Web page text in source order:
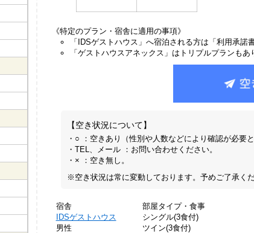
《特定のプラン・宿舎に適用の事項》
「IDSゲストハウス」へ宿泊される方は「利用承諾
「ゲストハウスアネックス」はトリプルプランもあ
【空き状況について】
・○ ：空きあり（性別や人数などにより確認が必要
・TEL、メール ：お問い合わせください。
・× ：空き無し。
※空き状況は常に変動しております。予めご了承くだ
宿舎
部屋タイプ・食事
IDSゲストハウス
男性
シングル(3食付)
ツイン(3食付)